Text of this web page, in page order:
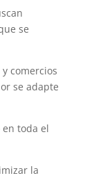
se
comercios
se adapte
toda el
la